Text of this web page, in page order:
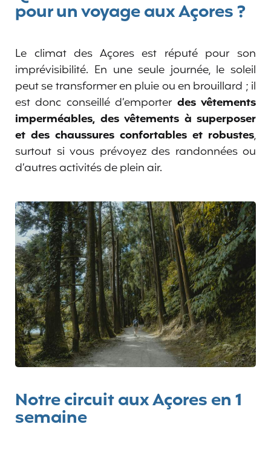
pour un voyage aux Açores ?
Le climat des Açores est réputé pour son
imprévisibilité. En une seule journée, le soleil
peut se transformer en pluie ou en brouillard ; il
est donc conseillé d’emporter des vêtements
imperméables, des vêtements à superposer
et des chaussures confortables et robustes,
surtout si vous prévoyez des randonnées ou
d’autres activités de plein air.
Notre circuit aux Açores en 1
semaine